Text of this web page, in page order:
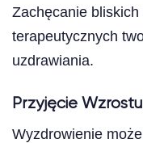
Zachęcanie
terapeutycznych
uzdrawiania.
Przyjęcie
Wyzdrowienie